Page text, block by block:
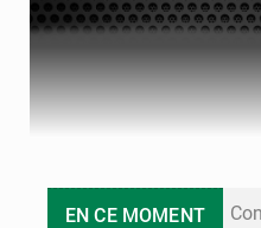
EN CE MOMENT